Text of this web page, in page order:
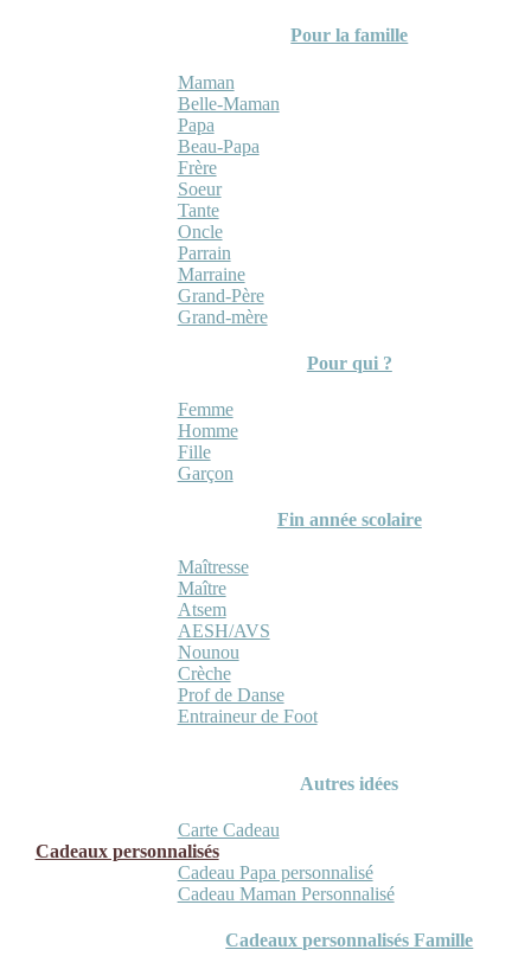
Pour la famille
Maman
Belle-Maman
Papa
Beau-Papa
Frère
Soeur
Tante
Oncle
Parrain
Marraine
Grand-Père
Grand-mère
Pour qui ?
Femme
Homme
Fille
Garçon
Fin année scolaire
Maîtresse
Maître
Atsem
AESH/AVS
Nounou
Crèche
Prof de Danse
Entraineur de Foot
Autres idées
Carte Cadeau
Cadeaux personnalisés
Cadeau Papa personnalisé
Cadeau Maman Personnalisé
Cadeaux personnalisés Famille